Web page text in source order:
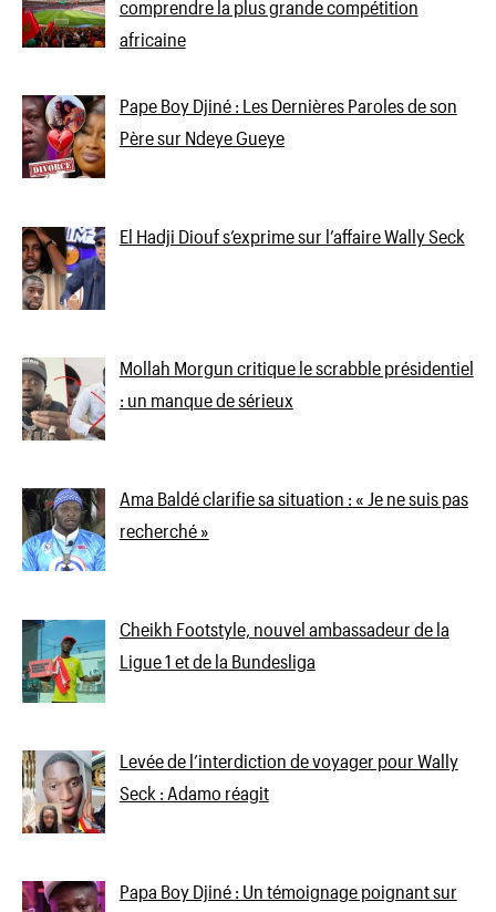
comprendre la plus grande compétition
africaine
Pape Boy Djiné : Les Dernières Paroles de son
Père sur Ndeye Gueye
El Hadji Diouf s’exprime sur l’affaire Wally Seck
Mollah Morgun critique le scrabble présidentiel
: un manque de sérieux
Ama Baldé clarifie sa situation : « Je ne suis pas
recherché »
Cheikh Footstyle, nouvel ambassadeur de la
Ligue 1 et de la Bundesliga
Levée de l’interdiction de voyager pour Wally
Seck : Adamo réagit
Papa Boy Djiné : Un témoignage poignant sur